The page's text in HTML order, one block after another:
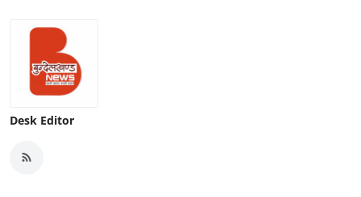
Desk Editor